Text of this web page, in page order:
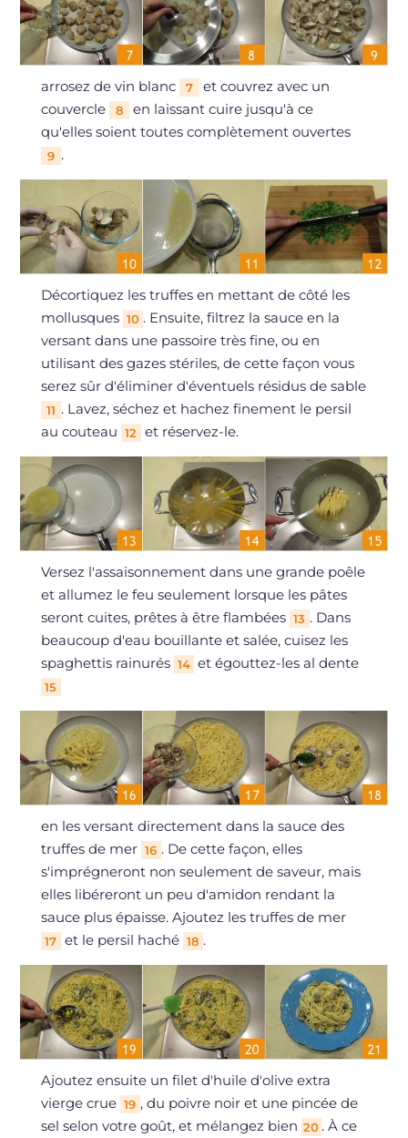
arrosez de vin blanc 7
et couvrez avec un
couvercle
8
en laissant cuire jusqu'à ce
qu'elles soient toutes complètement ouvertes
9 .
Décortiquez les truffes en mettant de côté les
mollusques 10 . Ensuite, filtrez la sauce en la
versant dans une passoire très fine, ou en
utilisant des gazes stériles, de cette façon vous
serez sûr d'éliminer d'éventuels résidus de sable
11 . Lavez, séchez et hachez finement le persil
au couteau 12 et réservez-le.
Versez l'assaisonnement dans une grande poêle
et allumez le feu seulement lorsque les pâtes
seront cuites, prêtes à être flambées 13 . Dans
beaucoup d'eau bouillante et salée, cuisez les
spaghettis rainurés 14 et égouttez-les al dente
15
en les versant directement dans la sauce des
truffes de mer 16 . De cette façon, elles
s'imprégneront non seulement de saveur, mais
elles libéreront un peu d'amidon rendant la
sauce plus épaisse. Ajoutez les truffes de mer
17 et le persil haché 18 .
Ajoutez ensuite un filet d'huile d'olive extra
vierge crue 19 , du poivre noir et une pincée de
sel selon votre goût, et mélangez bien 20 . À ce